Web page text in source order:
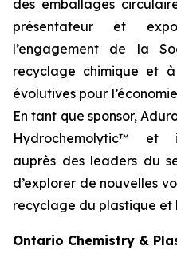
des emballages
présentateur et
l’engagement de la
recyclage chimique et
évolutives pour
En tant que sponsor,
Hydrochemolytic™ et
auprès des leaders du
d’explorer de nouvelles
recyclage du plastique et
Ontario Chemistry &